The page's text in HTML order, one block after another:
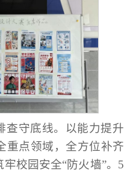
查守底线。以能力提升
重点领域，全方位补齐
校园安全“防火墙”。5